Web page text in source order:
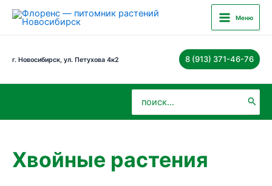
Перейти
Main
Menu
Меню
г. Новосибирск, ул. Петухова 4к2 8 (913) 371-46-76
Хвойные растения